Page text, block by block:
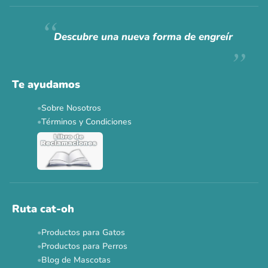
Siempre fuimosraros.
Ver todas las promos 🐾
Descubre una nueva forma de engreír
Te ayudamos
Sobre Nosotros
Términos y Condiciones
Ruta cat-oh
Productos para Gatos
Productos para Perros
Blog de Mascotas